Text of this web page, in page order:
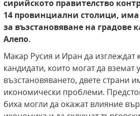
сирийското правителство
14 провинциални столици,
за възстановяване на градове
Алепо.
Макар Русия и Иран да изглеждат
кандидати, които могат да вземат
възстановяването, двете страни
икономически проблеми.
биха могли да окажат влияние